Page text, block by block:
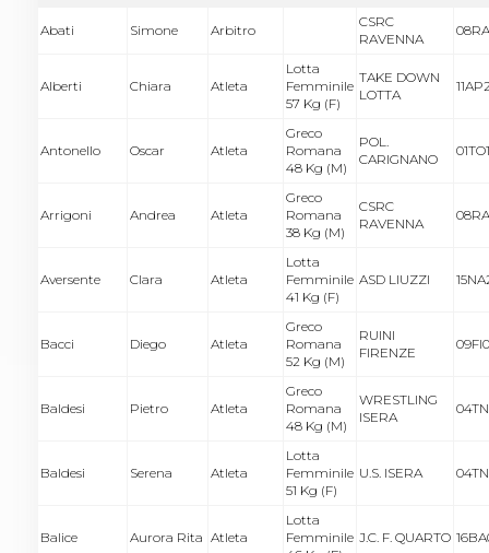
Abati Simone Arbitro
CSRC
RAVENNA
Alberti Chiara Atleta
Lotta
Femminile
57 Kg (F)
TAKE DOWN
LOTTA
Antonello Oscar Atleta
Greco
Romana
48 Kg (M)
POL.
CARIGNANO
Arrigoni Andrea Atleta
Greco
Romana
38 Kg (M)
CSRC
RAVENNA
Aversente Clara Atleta
Lotta
Femminile
41 Kg (F)
ASD LIUZZI
Bacci Diego Atleta
Greco
Romana
52 Kg (M)
RUINI
FIRENZE
Baldesi Pietro Atleta
Greco
Romana
48 Kg (M)
WRESTLING
ISERA
Baldesi Serena Atleta
Lotta
Femminile
51 Kg (F)
U.S. ISERA
Balice Aurora Rita Atleta
Lotta
Femminile J.C. F. QUARTO